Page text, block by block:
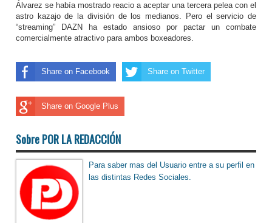
Álvarez se había mostrado reacio a aceptar una tercera pelea con el
astro kazajo de la división de los medianos. Pero el servicio de
“streaming” DAZN ha estado ansioso por pactar un combate
comercialmente atractivo para ambos boxeadores.
Share on Facebook Share on Twitter
Share on Google Plus
Sobre POR LA REDACCIÓN
Para saber mas del Usuario entre a su perfil en
las distintas Redes Sociales.